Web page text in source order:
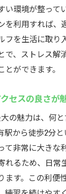
い環境が整って
を利用すれば、
フを生活に取り
で、ストレス解
ができます。
セスの良さが
の魅力は、何
駅から徒歩2分
て非常に大きな
れるため、日常
ます。この利便